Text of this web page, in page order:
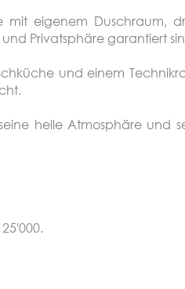
mit eigenem Duschraum,
Privatsphäre garantiert
und einem
helle Atmosphäre und